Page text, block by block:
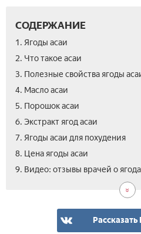
СОДЕРЖАНИЕ
1. Ягоды асаи
2. Что такое асаи
3. Полезные свойства ягоды
4. Масло асаи
5. Порошок асаи
6. Экстракт ягод асаи
7. Ягоды асаи для похудения
8. Цена ягоды асаи
9. Видео: отзывы врачей о